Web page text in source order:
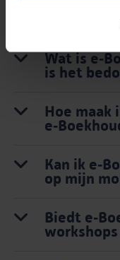
Wat is
is het
Hoe maak
Kan ik
op mijn
Biedt